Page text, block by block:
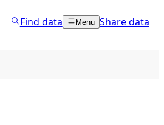
Find data Menu Share data